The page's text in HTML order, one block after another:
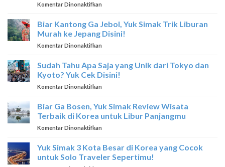
Terbaik
Di
Komentar Dinonaktifkan
Destinasi
Wisata
Terbaik
Dimiliki
Oleh
Biar Kantong Ga Jebol, Yuk Simak Trik Liburan
Murah ke Jepang Disini!
Komentar Dinonaktifkan
Kantong
Ga
Jebol,
Trik
Liburan
Disini!
Sudah Tahu Apa Saja yang Unik dari Tokyo dan
Kyoto? Yuk Cek Disini!
Komentar Dinonaktifkan
Tahu
Apa
Saja
dari
Tokyo
Biar Ga Bosen, Yuk Simak Review Wisata
Terbaik di Korea untuk Libur Panjangmu
Komentar Dinonaktifkan
Ga
Bosen,
Yuk
Yuk Simak 3 Kota Besar di Korea yang Cocok
untuk Solo Traveler Sepertimu!